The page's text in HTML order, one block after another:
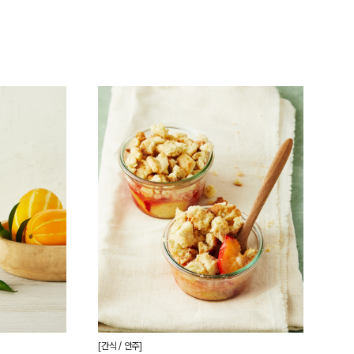
[간식 / 안주]